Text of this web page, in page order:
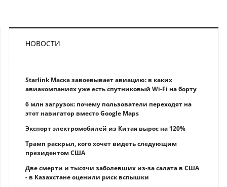
НОВОСТИ
Starlink Маска завоевывает авиацию: в каких
авиакомпаниях уже есть спутниковый Wi-Fi на борту
6 млн загрузок: почему пользователи переходят на
этот навигатор вместо Google Maps
Экспорт электромобилей из Китая вырос на 120%
Трамп раскрыл, кого хочет видеть следующим
президентом США
Две смерти и тысячи заболевших из-за салата в США
- в Казахстане оценили риск вспышки